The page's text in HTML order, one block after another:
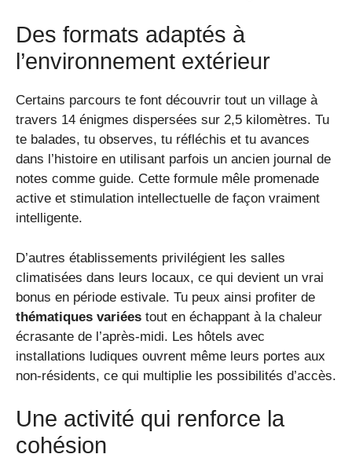
Des formats adaptés à
l’environnement extérieur
Certains parcours te font découvrir tout un village à
travers 14 énigmes dispersées sur 2,5 kilomètres. Tu
te balades, tu observes, tu réfléchis et tu avances
dans l’histoire en utilisant parfois un ancien journal de
notes comme guide. Cette formule mêle promenade
active et stimulation intellectuelle de façon vraiment
intelligente.
D’autres établissements privilégient les salles
climatisées dans leurs locaux, ce qui devient un vrai
bonus en période estivale. Tu peux ainsi profiter de
thématiques variées tout en échappant à la chaleur
écrasante de l’après-midi. Les hôtels avec
installations ludiques ouvrent même leurs portes aux
non-résidents, ce qui multiplie les possibilités d’accès.
Une activité qui renforce la
cohésion